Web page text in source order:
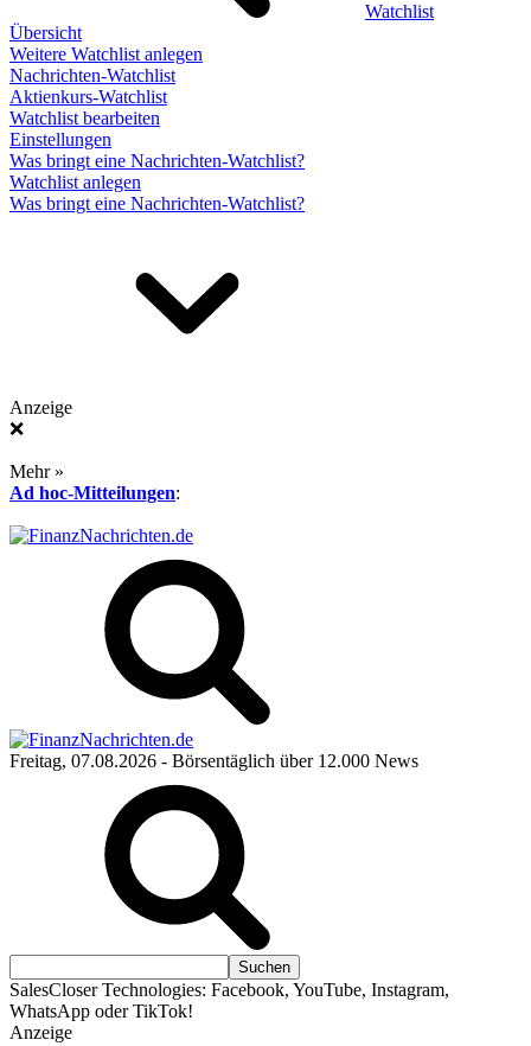
Watchlist
Übersicht
Weitere Watchlist anlegen
Nachrichten-Watchlist
Aktienkurs-Watchlist
Watchlist bearbeiten
Einstellungen
Was bringt eine Nachrichten-Watchlist?
Watchlist anlegen
Was bringt eine Nachrichten-Watchlist?
Anzeige
❌
Mehr »
Ad hoc-Mitteilungen:
Freitag, 07.08.2026 - Börsentäglich über 12.000 News
SalesCloser Technologies: Facebook, YouTube, Instagram,
WhatsApp oder TikTok!
Anzeige